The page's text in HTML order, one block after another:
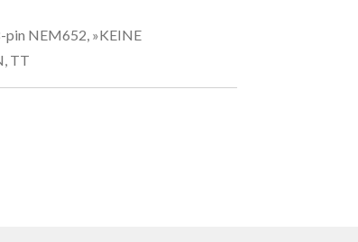
pin NEM652, »KEINE
TT